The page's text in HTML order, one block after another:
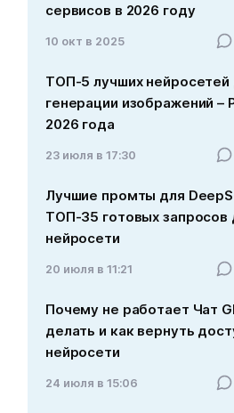
сервисов в 2026 году
10 окт в 2025
ТОП-5 лучших нейросетей
генерации изображений –
2026 года
23 июля в 17:30
Лучшие промты для
ТОП-35 готовых запросов
нейросети
20 июля в 11:21
Почему не работает Чат
делать и как вернуть
нейросети
24 июля в 15:06